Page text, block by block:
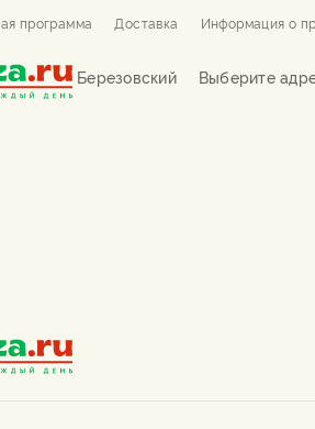
программа Доставка Информация о
Березовский Выберите